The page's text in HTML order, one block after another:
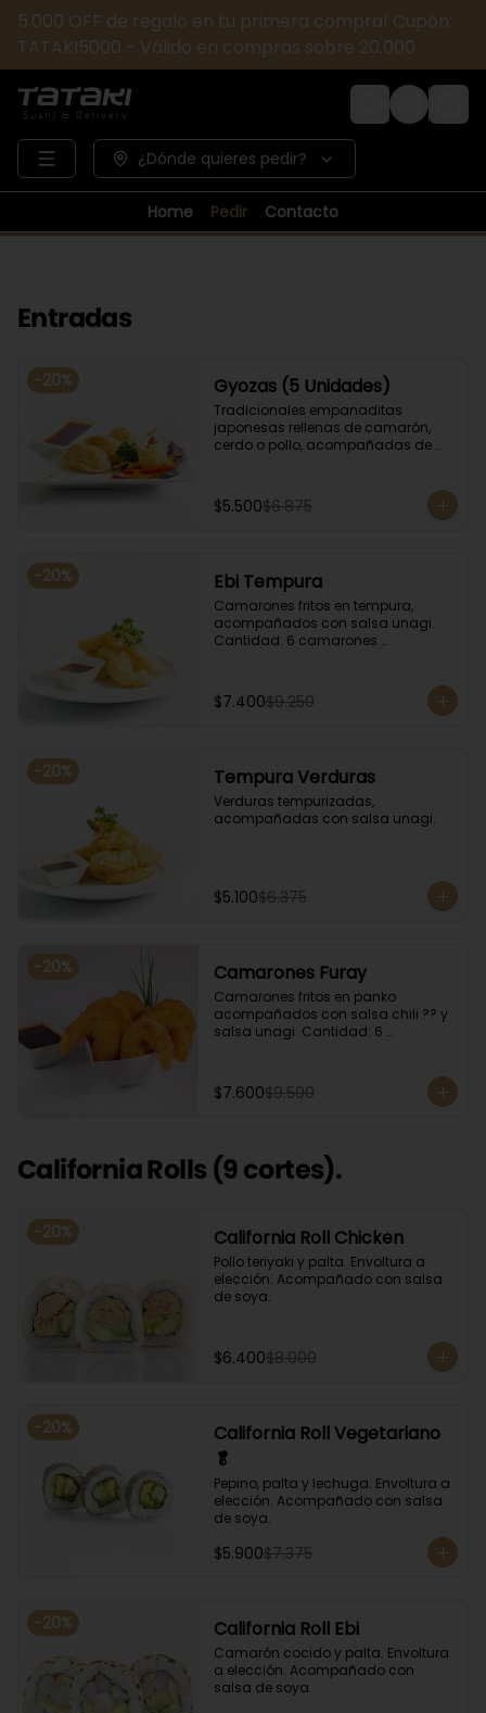
5.000 OFF de regalo en tu primera compra! Cupón:
TATAKI5000 - Válido en compras sobre 20.000
Login
¿Dónde quieres pedir?
Home Pedir Contacto
Entradas
-20% Gyozas (5 Unidades)
Tradicionales empanaditas
japonesas rellenas de camarón,
cerdo o pollo, acompañadas de
$5.500$6.875
-20% Ebi Tempura
Camarones fritos en tempura,
acompañados con salsa unagi.
Cantidad: 6 camarones
$7.400$9.250
-20% Tempura Verduras
Verduras tempurizadas,
acompañadas con salsa unagi.
$5.100$6.375
-20% Camarones Furay
Camarones fritos en panko
acompañados con salsa chili ?? y
salsa unagi. Cantidad: 6
$7.600$9.500
California Rolls (9 cortes).
-20% California Roll Chicken
Pollo teriyaki y palta. Envoltura a
elección. Acompañado con salsa
de soya.
$6.400$8.000
-20%
California Roll Vegetariano
🥬
Pepino, palta y lechuga. Envoltura a
elección. Acompañado con salsa
de soya.
$5.900$7.375
-20% California Roll Ebi
Camarón cocido y palta. Envoltura
a elección. Acompañado con
salsa de soya.